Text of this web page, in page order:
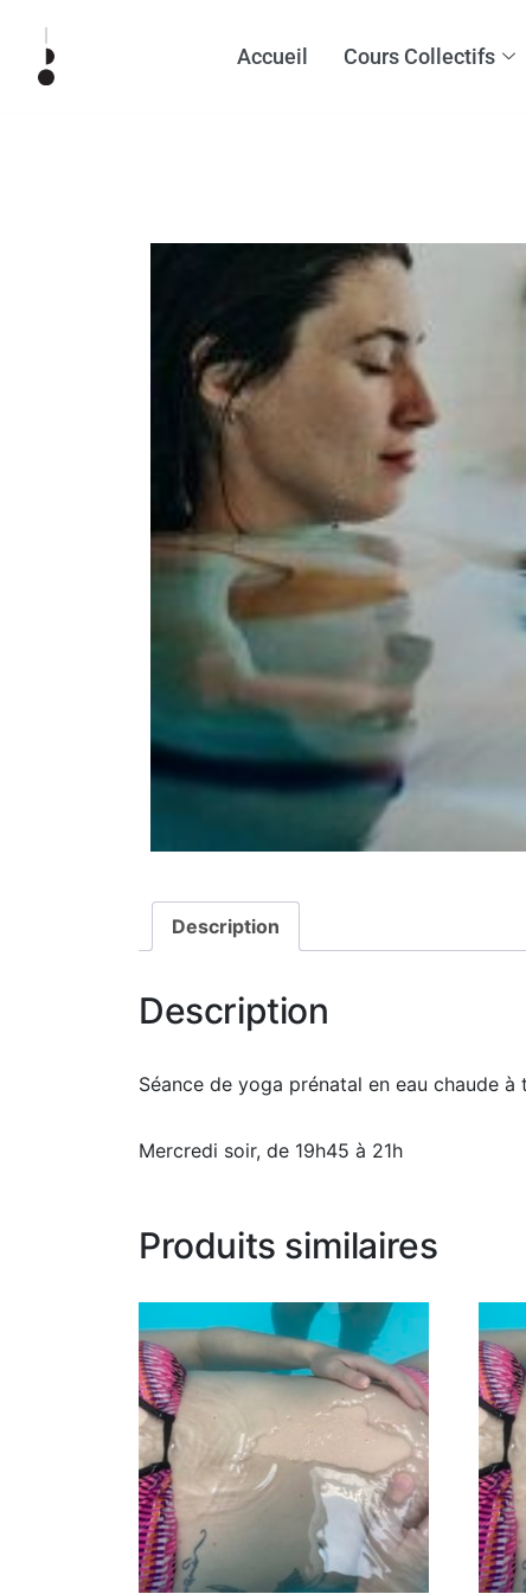
Accueil Cours Collectifs
Description
Description
Séance de yoga prénatal en eau chaude
Mercredi soir, de 19h45 à 21h
Produits similaires